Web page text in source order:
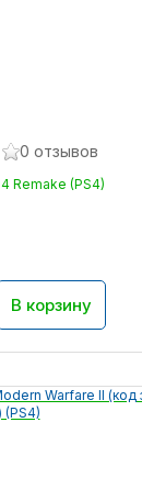
0 отзывов
Remake (PS4)
В корзину